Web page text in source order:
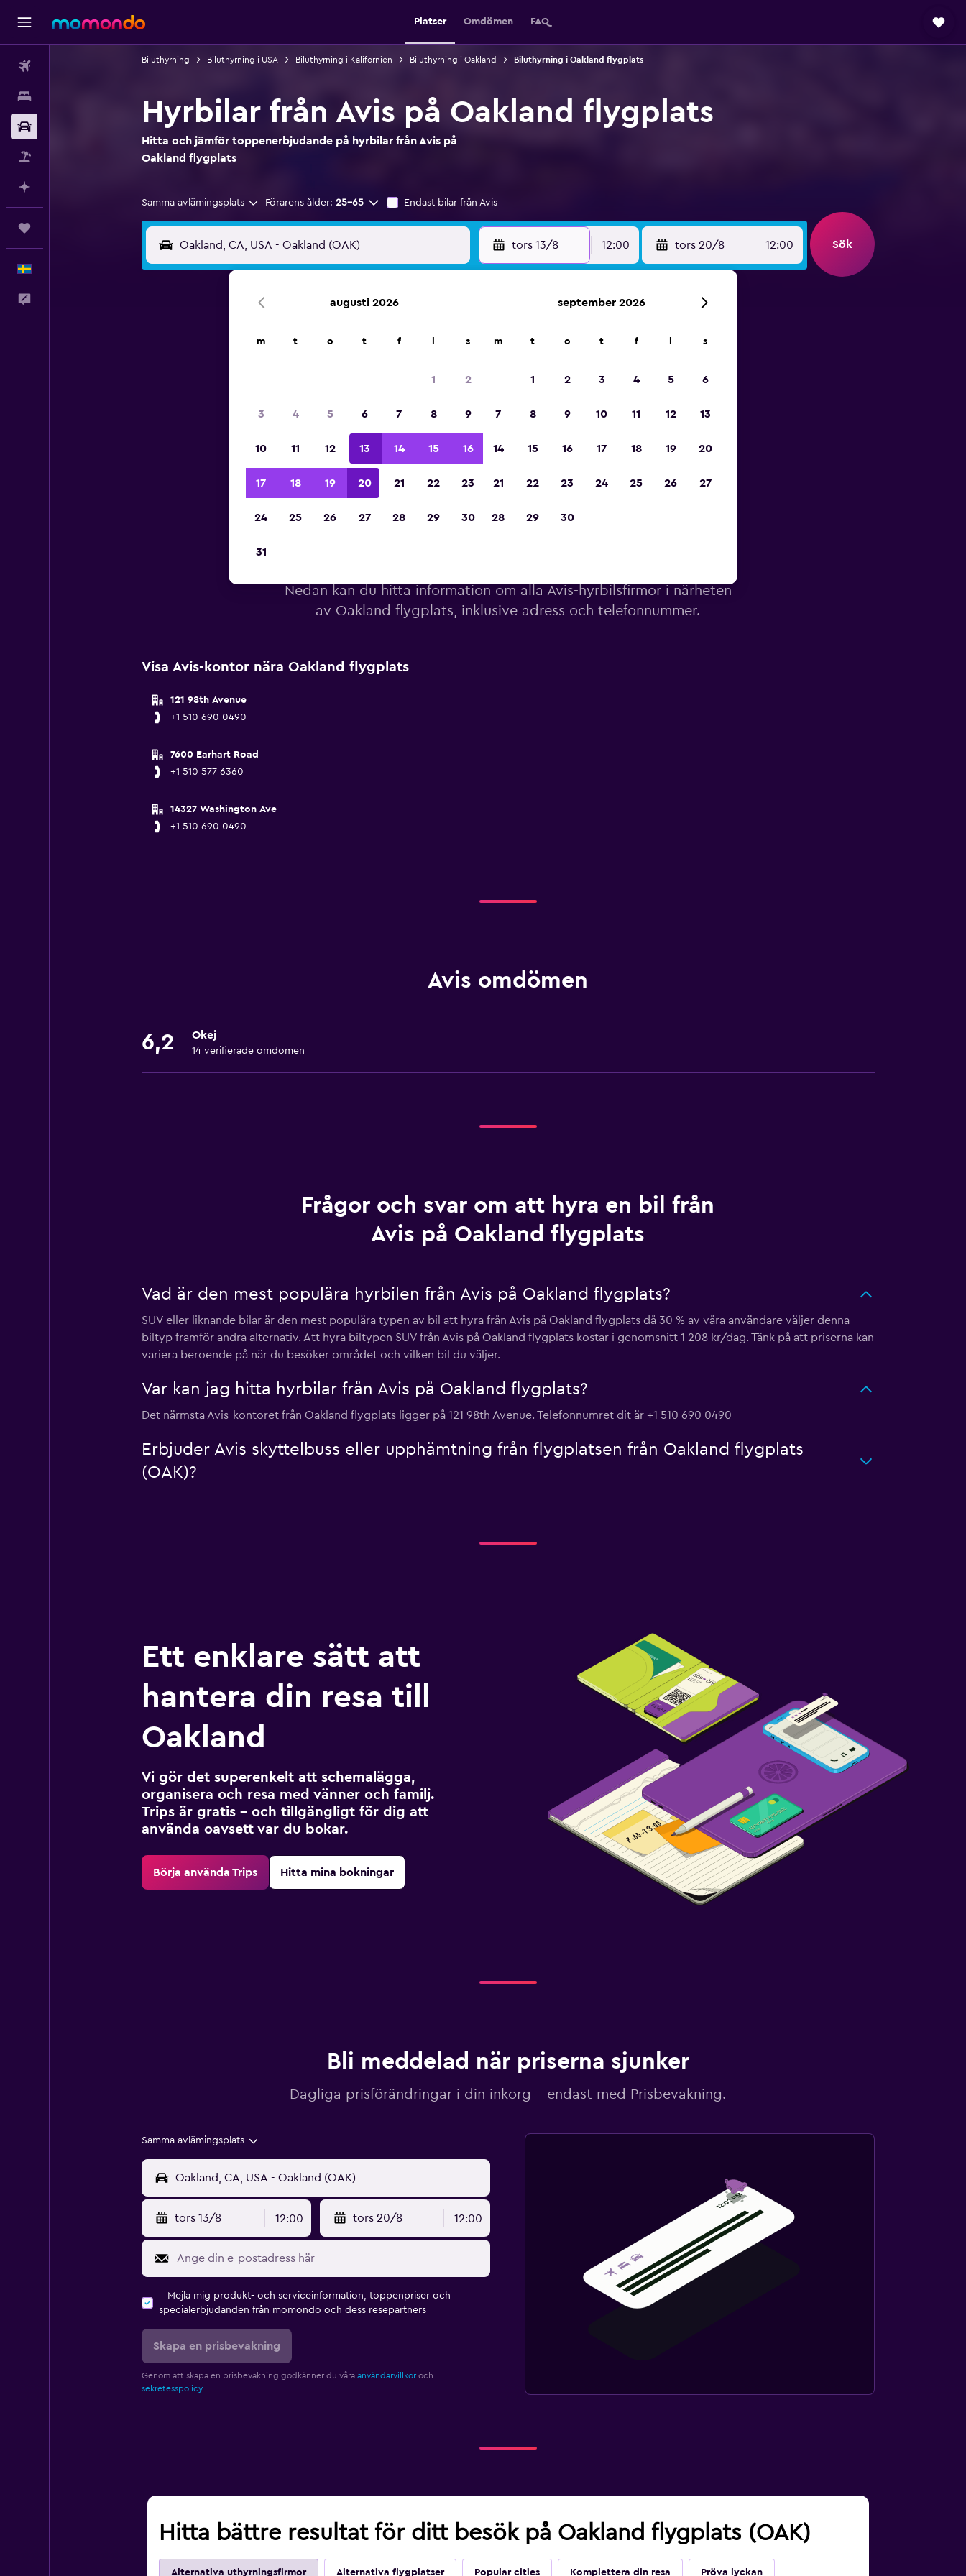
Platser Omdömen FAQ
Biluthyrning Biluthyrning i USA Biluthyrning i Kalifornien Biluthyrning i Oakland Biluthyrning i Oakland flygplats
Hyrbilar från Avis på Oakland flygplats
Hitta och jämför toppenerbjudande på hyrbilar från Avis på
Oakland flygplats
Samma avlämingsplats Förarens ålder: 25-65 Endast bilar från Avis
tors 13/8 12:00 tors 20/8 12:00 Sök
2023
Nedan kan du hitta information om alla Avis-hyrbilsfirmor i närheten
av Oakland flygplats, inklusive adress och telefonnummer.
Visa Avis-kontor nära Oakland flygplats
121 98th Avenue
+1 510 690 0490
7600 Earhart Road
+1 510 577 6360
14327 Washington Ave
+1 510 690 0490
Avis omdömen
6,2 Okej
14 verifierade omdömen
Frågor och svar om att hyra en bil från
Avis på Oakland flygplats
Vad är den mest populära hyrbilen från Avis på Oakland flygplats?
SUV eller liknande bilar är den mest populära typen av bil att hyra från Avis på Oakland flygplats då 30 % av våra användare väljer denna
biltyp framför andra alternativ. Att hyra biltypen SUV från Avis på Oakland flygplats kostar i genomsnitt 1 208 kr/dag. Tänk på att priserna kan
variera beroende på när du besöker området och vilken bil du väljer.
Var kan jag hitta hyrbilar från Avis på Oakland flygplats?
Det närmsta Avis-kontoret från Oakland flygplats ligger på 121 98th Avenue. Telefonnumret dit är +1 510 690 0490
Erbjuder Avis skyttelbuss eller upphämtning från flygplatsen från Oakland flygplats
(OAK)?
Ett enklare sätt att
hantera din resa till
Oakland
Vi gör det superenkelt att schemalägga,
organisera och resa med vänner och familj.
Trips är gratis – och tillgängligt för dig att
använda oavsett var du bokar.
Börja använda Trips Hitta mina bokningar
Bli meddelad när priserna sjunker
Dagliga prisförändringar i din inkorg – endast med Prisbevakning.
Samma avlämingsplats
tors 13/8 12:00 tors 20/8 12:00
Mejla mig produkt- och serviceinformation, toppenpriser och
specialerbjudanden från momondo och dess resepartners
Skapa en prisbevakning
Genom att skapa en prisbevakning godkänner du våra användarvillkoroch
sekretesspolicy.
Hitta bättre resultat för ditt besök på Oakland flygplats (OAK)
Alternativa uthyrningsfirmor Alternativa flygplatser Popular cities Komplettera din resa Pröva lyckan
augusti 2026
m t o t f s
1 2
3 4 5 6 7 8 9
10 11 12 13 14 15 16
17 18 19 20 21 22 23
24 25 26 27 28 29 30
31
september 2026
m t o t f s
1 2 3 4 5 6
7 8 9 10 11 12 13
14 15 16 17 18 19 20
21 22 23 24 25 26 27
28 29 30